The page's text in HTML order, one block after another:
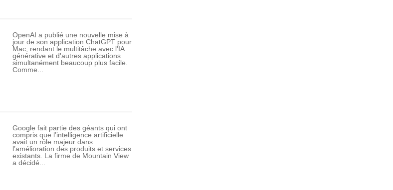
OpenAI a publié une nouvelle mise à
jour de son application ChatGPT pour
Mac, rendant le multitâche avec l'IA
générative et d'autres applications
simultanément beaucoup plus facile.
Comme...
Google fait partie des géants qui ont
compris que l’intelligence artificielle
avait un rôle majeur dans
l’amélioration des produits et services
existants. La firme de Mountain View
a décidé...